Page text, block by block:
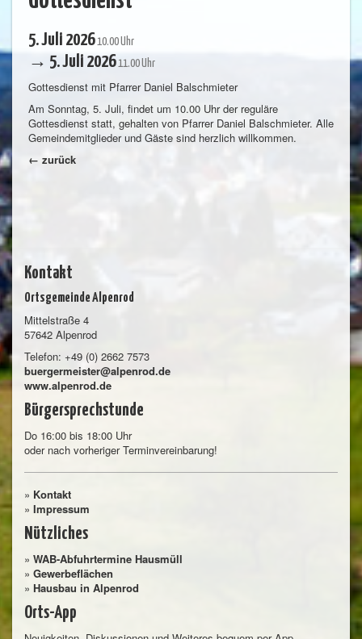
5. Juli 202610.00 Uhr
→ 5. Juli 202611.00 Uhr
Gottesdienst mit Pfarrer Daniel Balschmieter
Am Sonntag, 5. Juli, findet um 10.00 Uhr der reguläre
Gottesdienst statt, gehalten von Pfarrer Daniel Balschmieter. Alle
Gemeindemitglieder und Gäste sind herzlich willkommen.
← zurück
Kontakt
Ortsgemeinde Alpenrod
Mittelstraße 4
57642 Alpenrod
Telefon: +49 (0) 2662 7573
buergermeister@alpenrod.de
www.alpenrod.de
Bürgersprechstunde
Do 16:00 bis 18:00 Uhr
oder nach vorheriger Terminvereinbarung!
» Kontakt
» Impressum
Nützliches
» WAB-Abfuhrtermine Hausmüll
» Gewerbeflächen
» Hausbau in Alpenrod
Orts-App